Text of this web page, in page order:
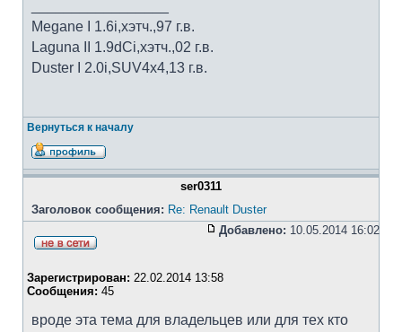
Megane I 1.6i,хэтч.,97 г.в.
Laguna II 1.9dCi,хэтч.,02 г.в.
Duster I 2.0i,SUV4x4,13 г.в.
Вернуться к началу
ser0311
Заголовок сообщения: Re: Renault Duster
Добавлено: 10.05.2014 16:02
Зарегистрирован: 22.02.2014 13:58
Сообщения: 45
вроде эта тема для владельцев или для тех кто